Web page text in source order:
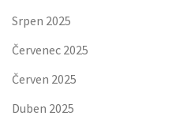
Srpen 2025
Červenec 2025
Červen 2025
Duben 2025